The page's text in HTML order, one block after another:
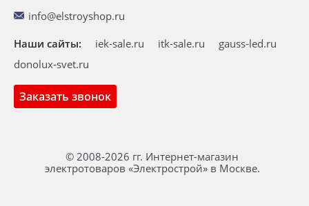
info@elstroyshop.ru
Заказать звонок
Наши сайты: iek-sale.ru itk-sale.ru
gauss-led.ru
donolux-svet.ru
© 2008-2026 гг. Интернет-магазин
электротоваров «Электрострой» в Москве.